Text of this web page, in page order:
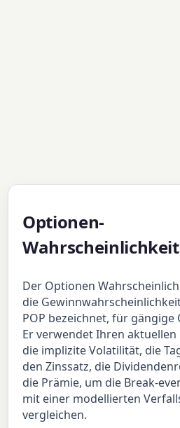
Optionen-
Der Optionen
die
POP bezeichnet, für
Er verwendet Ihren aktuellen
die implizite Volatilität, die
den Zinssatz, die
die Prämie, um die Break-
mit einer modellierten
vergleichen.